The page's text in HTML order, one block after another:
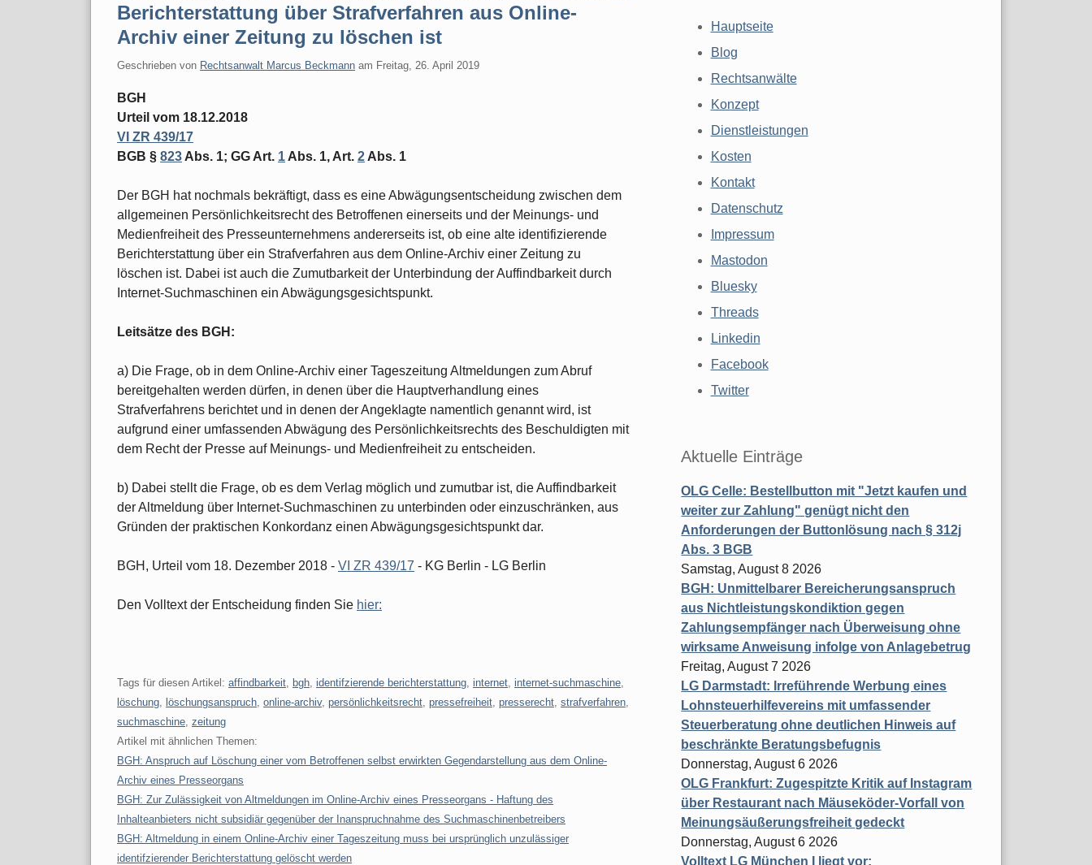
Berichterstattung über Strafverfahren aus Online-
Archiv einer Zeitung zu löschen ist
Geschrieben von Rechtsanwalt Marcus Beckmann am Freitag, 26. April 2019
BGH
Urteil vom 18.12.2018
VI ZR 439/17
BGB § 823 Abs. 1; GG Art. 1 Abs. 1, Art. 2 Abs. 1
Der BGH hat nochmals bekräftigt, dass es eine Abwägungsentscheidung zwischen dem
allgemeinen Persönlichkeitsrecht des Betroffenen einerseits und der Meinungs- und
Medienfreiheit des Presseunternehmens andererseits ist, ob eine alte identifizierende
Berichterstattung über ein Strafverfahren aus dem Online-Archiv einer Zeitung zu
löschen ist. Dabei ist auch die Zumutbarkeit der Unterbindung der Auffindbarkeit durch
Internet-Suchmaschinen ein Abwägungsgesichtspunkt.
Leitsätze des BGH:
a) Die Frage, ob in dem Online-Archiv einer Tageszeitung Altmeldungen zum Abruf
bereitgehalten werden dürfen, in denen über die Hauptverhandlung eines
Strafverfahrens berichtet und in denen der Angeklagte namentlich genannt wird, ist
aufgrund einer umfassenden Abwägung des Persönlichkeitsrechts des Beschuldigten mit
dem Recht der Presse auf Meinungs- und Medienfreiheit zu entscheiden.
b) Dabei stellt die Frage, ob es dem Verlag möglich und zumutbar ist, die Auffindbarkeit
der Altmeldung über Internet-Suchmaschinen zu unterbinden oder einzuschränken, aus
Gründen der praktischen Konkordanz einen Abwägungsgesichtspunkt dar.
BGH, Urteil vom 18. Dezember 2018 - VI ZR 439/17 - KG Berlin - LG Berlin
Den Volltext der Entscheidung finden Sie hier:
Tags für diesen Artikel: affindbarkeit bgh identifzierende berichterstattung internet internet-suchmaschine
löschung
löschungsanspruch online-archiv, persönlichkeitsrecht pressefreiheit presserecht strafverfahren
suchmaschine zeitung
Artikel mit ähnlichen Themen:
BGH: Anspruch auf Löschung einer vom Betroffenen selbst erwirkten Gegendarstellung aus dem Online-
Archiv eines Presseorgans
BGH: Zur Zulässigkeit von Altmeldungen im Online-Archiv eines Presseorgans - Haftung des
Inhalteanbieters nicht subsidiär gegenüber der Inanspruchnahme des Suchmaschinenbetreibers
BGH: Altmeldung in einem Online-Archiv einer Tageszeitung muss bei ursprünglich unzulässiger
identifzierender Berichterstattung gelöscht werden
Hauptseite
Blog
Rechtsanwälte
Konzept
Dienstleistungen
Kosten
Kontakt
Datenschutz
Impressum
Mastodon
Bluesky
Threads
Linkedin
Facebook
Twitter
Aktuelle Einträge
OLG Celle: Bestellbutton mit "Jetzt kaufen und
weiter zur Zahlung" genügt nicht den
Anforderungen der Buttonlösung nach § 312j
Abs. 3 BGB
Samstag, August 8 2026
BGH: Unmittelbarer Bereicherungsanspruch
aus Nichtleistungskondiktion gegen
Zahlungsempfänger nach Überweisung ohne
wirksame Anweisung infolge von Anlagebetrug
Freitag, August 7 2026
LG Darmstadt: Irreführende Werbung eines
Lohnsteuerhilfevereins mit umfassender
Steuerberatung ohne deutlichen Hinweis auf
beschränkte Beratungsbefugnis
Donnerstag, August 6 2026
OLG Frankfurt: Zugespitzte Kritik auf Instagram
über Restaurant nach Mäuseköder-Vorfall von
Meinungsäußerungsfreiheit gedeckt
Donnerstag, August 6 2026
Volltext LG München I liegt vor: